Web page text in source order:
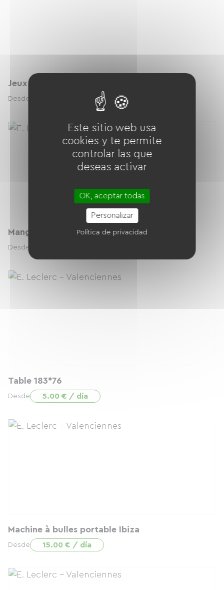
Jeux de lumière boule a facettes
Desde
Mange debout housse noire
Desde
Table 183*76
Desde 5.00 € / día
Machine à bulles portable Ibiza
Desde 15.00 € / día
Este sitio web usa
cookies y te permite
controlar las que
deseas activar
OK, aceptar todas
Personalizar
Política de privacidad